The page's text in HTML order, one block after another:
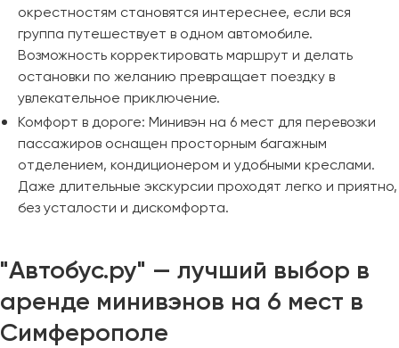
окрестностям становятся интереснее, если вся
группа путешествует в одном автомобиле.
Возможность корректировать маршрут и делать
остановки по желанию превращает поездку в
увлекательное приключение.
Комфорт в дороге: Минивэн на 6 мест для перевозки
пассажиров оснащен просторным багажным
отделением, кондиционером и удобными креслами.
Даже длительные экскурсии проходят легко и приятно,
без усталости и дискомфорта.
"Автобус.ру" — лучший выбор в
аренде минивэнов на 6 мест в
Симферополе